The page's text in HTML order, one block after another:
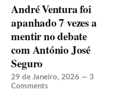
André Ventura foi
apanhado 7 vezes a
mentir no debate
com António José
Seguro
29 de Janeiro, 2026 —3
Comments